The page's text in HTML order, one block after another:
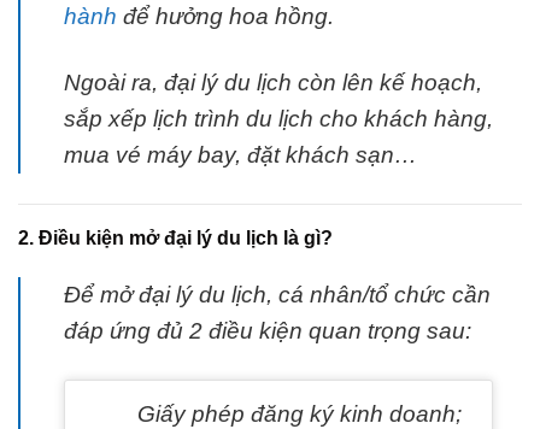
hành để hưởng hoa hồng.
Ngoài ra, đại lý du lịch còn lên kế hoạch,
sắp xếp lịch trình du lịch cho khách hàng,
mua vé máy bay, đặt khách sạn…
2. Điều kiện mở đại lý du lịch là gì?
Để mở đại lý du lịch, cá nhân/tổ chức cần
đáp ứng đủ 2 điều kiện quan trọng sau:
Giấy phép đăng ký kinh doanh;